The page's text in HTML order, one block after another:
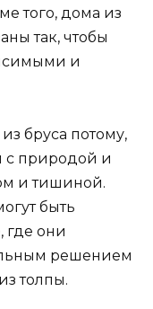
того, дома из
так, чтобы
и
бруса потому,
с природой и
и тишиной.
быть
где они
решением
толпы.